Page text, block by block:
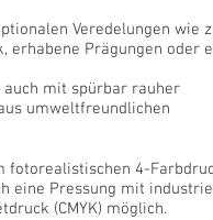
Veredelungen wie
erhabene Prägungen oder
mit spürbar rauher
umweltfreundlichen
fotorealistischen 4-
eine Pressung mit
(CMYK) möglich.